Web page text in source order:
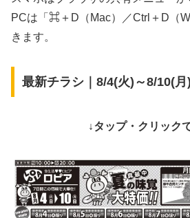
PCは「⌘＋D（Mac）／Ctrl＋D（
きます。
最新チラシ｜8/4(火)～8/10(月)
↓タップ・クリック